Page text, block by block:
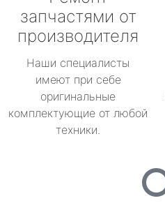
запчастями от
производителя
Наши специалисты
имеют при себе
оригинальные
комплектующие от любой
техники.